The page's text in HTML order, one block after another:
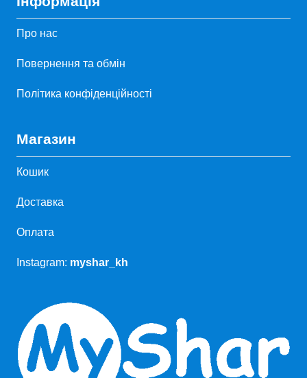
Про нас
Повернення та обмін
Політика конфіденційності
Магазин
Кошик
Доставка
Оплата
Instagram: myshar_kh